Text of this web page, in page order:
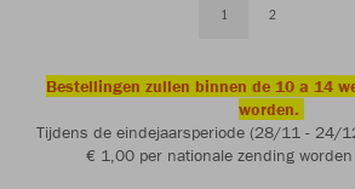
1 2
Bestellingen zullen binnen de 10 a 14
worden.
Tijdens de eindejaarsperiode (28/11 - 24/
€ 1,00 per nationale zending